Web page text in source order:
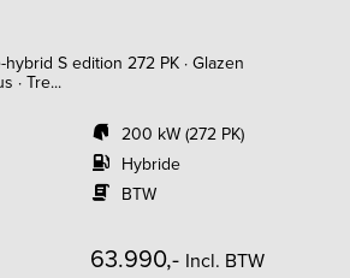
S edition 272 PK · Glazen
· Tre...
200 kW (272 PK)
Hybride
BTW
63.990,- Incl. BTW